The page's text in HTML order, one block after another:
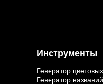
Инструменты
Генератор
Генератор названий